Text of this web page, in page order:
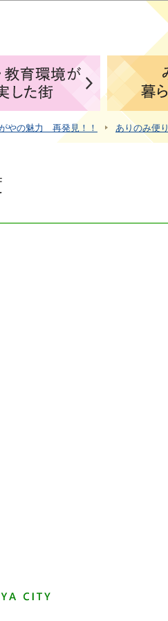
このページの本文へ移動
やの魅力 再発見！！ ありのみ便り